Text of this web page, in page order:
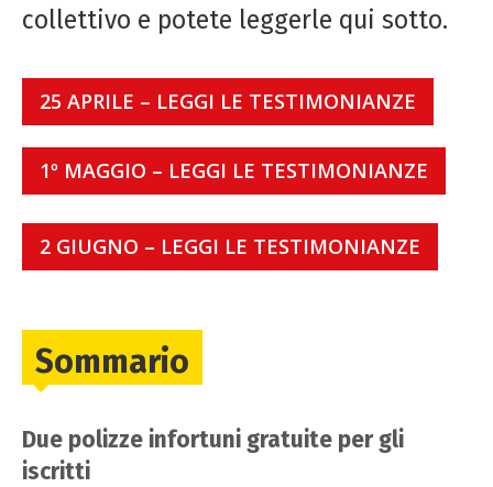
collettivo e potete leggerle qui sotto.
25 APRILE – LEGGI LE TESTIMONIANZE
1º MAGGIO – LEGGI LE TESTIMONIANZE
2 GIUGNO – LEGGI LE TESTIMONIANZE
Sommario
Due polizze infortuni gratuite per gli
iscritti